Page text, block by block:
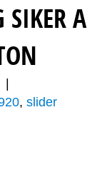
SIKER A
, slider